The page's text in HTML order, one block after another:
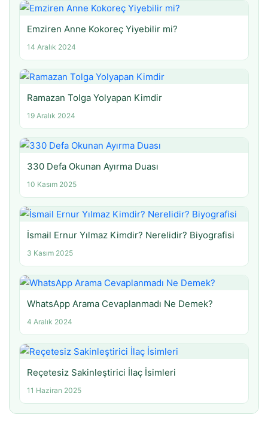
Emziren Anne Kokoreç Yiyebilir mi?
14 Aralık 2024
Ramazan Tolga Yolyapan Kimdir
19 Aralık 2024
330 Defa Okunan Ayırma Duası
10 Kasım 2025
İsmail Ernur Yılmaz Kimdir? Nerelidir? Biyografisi
3 Kasım 2025
WhatsApp Arama Cevaplanmadı Ne Demek?
4 Aralık 2024
Reçetesiz Sakinleştirici İlaç İsimleri
11 Haziran 2025